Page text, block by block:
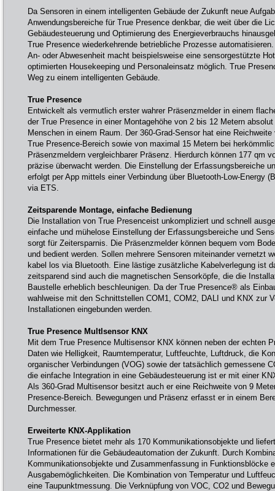
Da Sensoren in einem intelligenten Gebäude der Zukunft neue
Anwendungsbereiche für True Presence denkbar, die weit über die
Gebäudesteuerung und Optimierung des Energieverbrauchs
True Presence wiederkehrende betriebliche Prozesse
An- oder Abwesenheit macht beispielsweise eine sensorgestützte
optimierten Housekeeping und Personaleinsatz möglich. True
Weg zu einem intelligenten Gebäude.
True Presence
Entwickelt als vermutlich erster wahrer Präsenzmelder in einem
der True Presence in einer Montagehöhe von 2 bis 12 Metern
Menschen in einem Raum. Der 360-Grad-Sensor hat eine
True Presence-Bereich sowie von maximal 15 Metern bei
Präsenzmeldern vergleichbarer Präsenz. Hierdurch können 177 qm
präzise überwacht werden. Die Einstellung der Erfassungsbereiche
erfolgt per App mittels einer Verbindung über Bluetooth-Low-Energy
via ETS.
Zeitsparende Montage, einfache Bedienung
Die Installation von True Presenceist unkompliziert und schnell
einfache und mühelose Einstellung der Erfassungsbereiche und
sorgt für Zeitersparnis. Die Präsenzmelder können bequem vom
und bedient werden. Sollen mehrere Sensoren miteinander vernetzt
kabel los via Bluetooth. Eine lästige zusätzliche Kabelverlegung ist
zeitsparend sind auch die magnetischen Sensorköpfe, die die
Baustelle erheblich beschleunigen. Da der True Presence® als
wahlweise mit den Schnittstellen COM1, COM2, DALI und KNX zur
Installationen eingebunden werden.
True Presence Multlsensor KNX
Mit dem True Presence Multisensor KNX können neben der echten
Daten wie Helligkeit, Raumtemperatur, Luftfeuchte, Luftdruck, die
organischer Verbindungen (VOG) sowie der tatsächlich gemessene
die einfache Integration in eine Gebäudesteuerung ist er mit einer
Als 360-Grad Multisensor besitzt auch er eine Reichweite von 9
Presence-Bereich. Bewegungen und Präsenz erfasst er in einem
Durchmesser.
Erweiterte KNX-Applikation
True Presence bietet mehr als 170 Kommunikationsobjekte und
Informationen für die Gebäudeautomation der Zukunft. Durch
Kommunikationsobjekte und Zusammenfassung in Funktionsblöcke
Ausgabemöglichkeiten. Die Kombination von Temperatur und
eine Taupunktmessung. Die Verknüpfung von VOC, CO2 und